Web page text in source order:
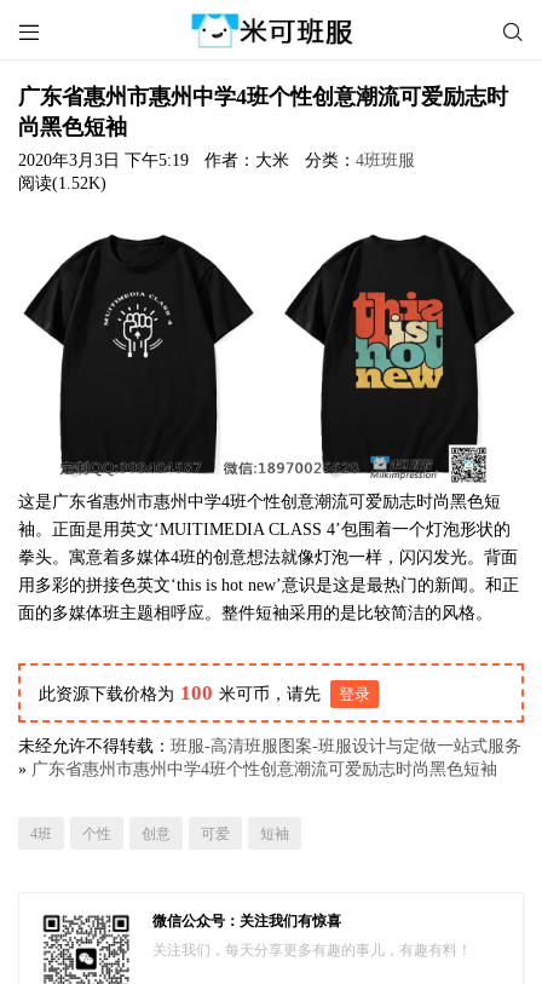
 
广东省惠州市惠州中学4班个性创意潮流可爱励志时
尚黑色短袖
2020年3月3日 下午5:19 作者：大米 分类： 4班班服
阅读(1.52K)
这是广东省惠州市惠州中学4班个性创意潮流可爱励志时尚黑色短
袖。正面是用英文‘MUITIMEDIA CLASS 4’包围着一个灯泡形状的
拳头。寓意着多媒体4班的创意想法就像灯泡一样，闪闪发光。背面
用多彩的拼接色英文‘this is hot new’意识是这是最热门的新闻。和正
面的多媒体班主题相呼应。整件短袖采用的是比较简洁的风格。
此资源下载价格为 100 米可币，请先 登录
未经允许不得转载： 班服-高清班服图案-班服设计与定做一站式服务
» 广东省惠州市惠州中学4班个性创意潮流可爱励志时尚黑色短袖
4班 个性 创意 可爱 短袖
微信公众号：关注我们有惊喜
关注我们，每天分享更多有趣的事儿，有趣有料！